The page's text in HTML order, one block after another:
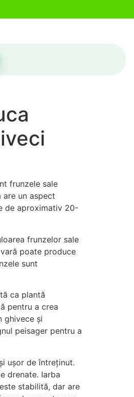
frunzele sale
are un aspect
de aproximativ 20-
frunzelor sale
poate produce
sunt
ca plantă
pentru a crea
ghivece și
peisager pentru a
ușor de întreținut.
drenate. Iarba
stabilită, dar are